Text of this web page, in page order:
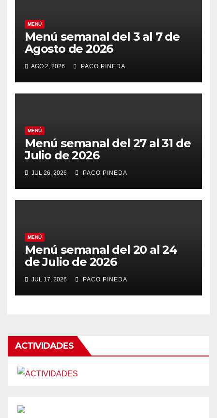
MENÚ
Menú semanal del 3 al 7 de
Agosto de 2026
AGO 2, 2026 PACO PINEDA
MENÚ
Menú semanal del 27 al 31 de
Julio de 2026
JUL 26, 2026 PACO PINEDA
MENÚ
Menú semanal del 20 al 24
de Julio de 2026
JUL 17, 2026 PACO PINEDA
ACTIVIDADES